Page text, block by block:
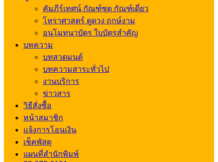
คัมภีร์เทศน์ กัณฑ์ชุด กัณฑ์เดี่ยว
โหราศาสตร์ ดูดวง ฤกษ์งาม
อนุโมทนาบัตร ใบบัตรสำคัญ
บทความ
บทสวดมนต์
บทความสาระทั่วไป
งานบริการ
ข่าวสาร
วิธีสั่งซื้อ
หน้าสมาชิก
แจ้งการโอนเงิน
เช็คพัสดุ
แผนที่สำนักพิมพ์